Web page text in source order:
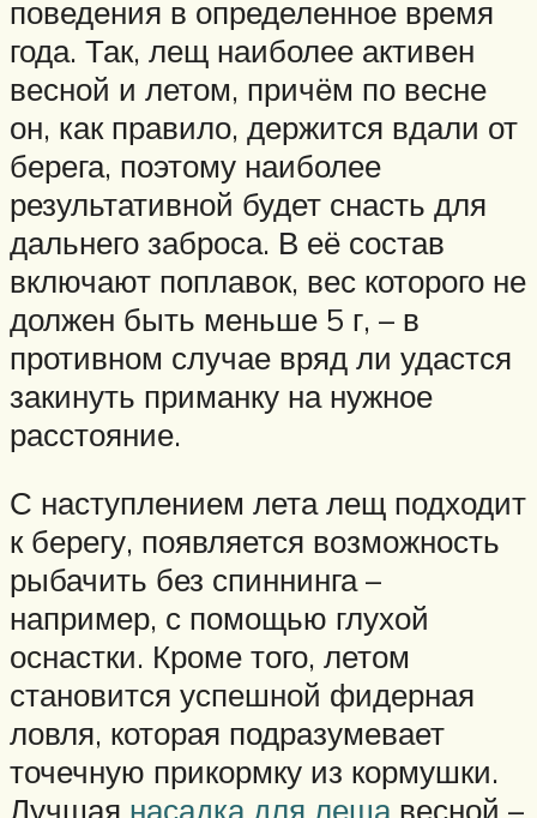
поведения в определенное время
года. Так, лещ наиболее активен
весной и летом, причём по весне
он, как правило, держится вдали от
берега, поэтому наиболее
результативной будет снасть для
дальнего заброса. В её состав
включают поплавок, вес которого не
должен быть меньше 5 г, – в
противном случае вряд ли удастся
закинуть приманку на нужное
расстояние.
С наступлением лета лещ подходит
к берегу, появляется возможность
рыбачить без спиннинга –
например, с помощью глухой
оснастки. Кроме того, летом
становится успешной фидерная
ловля, которая подразумевает
точечную прикормку из кормушки.
Лучшая насадка для леща весной –